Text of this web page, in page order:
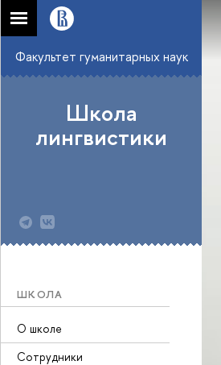
Факультет гуманитарных наук
Школа
лингвистики
ШКОЛА
О школе
Сотрудники